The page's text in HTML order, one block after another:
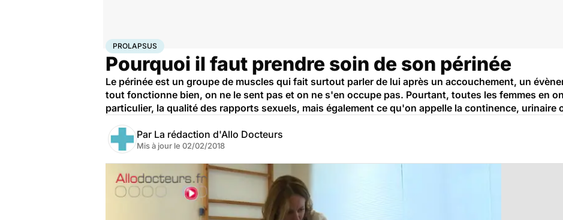
Accueil FamilleGrossesse
PROLAPSUS
Pourquoi il faut prendre soin de son périnée
Le périnée est un groupe de muscles qui fait surtout parler de lui après un accouchement, un
tout fonctionne bien, on ne le sent pas et on ne s'en occupe pas. Pourtant, toutes les femmes en
particulier, la qualité des rapports sexuels, mais également ce qu'on appelle la continence, urinaire
Par La rédaction d'Allo Docteurs
Mis à jour le 02/02/2018